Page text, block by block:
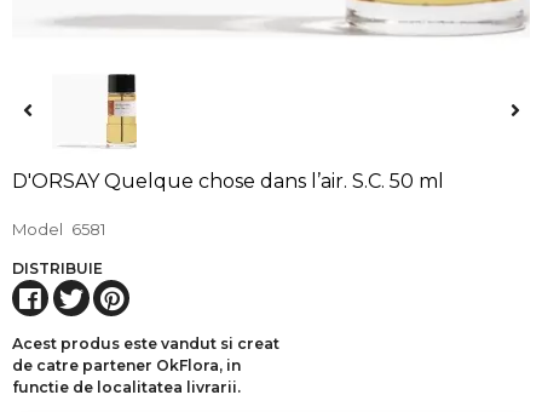
D'ORSAY Quelque chose dans l’air. S.C. 50 ml
Model 6581
DISTRIBUIE
Acest produs este vandut si creat
de catre partener OkFlora, in
functie de localitatea livrarii.